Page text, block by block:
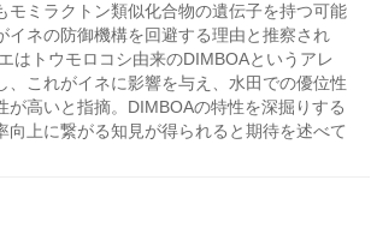
モミラクトン類似化合物の遺伝子を持つ可能
イネの防御機構を回避する理由と推察され
はトウモロコシ由来のDIMBOAというアレ
、これがイネに影響を与え、水田での優位性
が高いと指摘。DIMBOAの特性を深掘りする
向上に繋がる知見が得られると期待を述べて